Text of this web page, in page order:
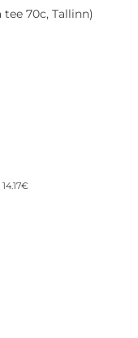
tee 70c, Tallinn)